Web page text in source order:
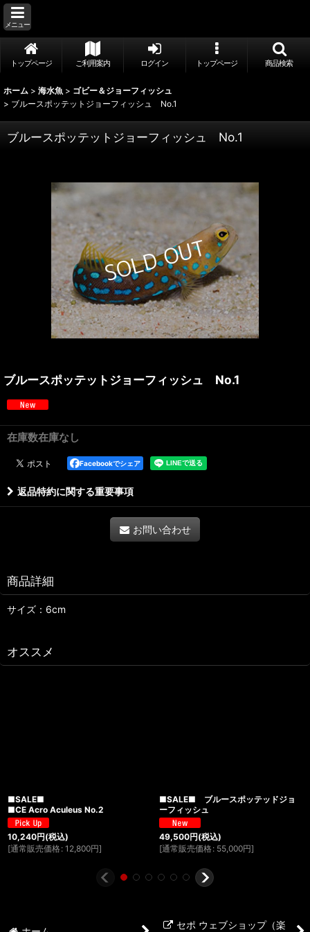
メニュー
トップページ ご利用案内 ログイン トップページ 商品検索
ホーム > 海水魚 > ゴビー＆ジョーフィッシュ
> ブルースポッテットジョーフィッシュ No.1
ブルースポッテットジョーフィッシュ No.1
ブルースポッテットジョーフィッシュ No.1
在庫数在庫なし
Facebookでシェア
返品特約に関する重要事項
お問い合わせ
商品詳細
サイズ：6cm
オススメ
■SALE■
■CE Acro Aculeus No.2
10,240円(税込)
[通常販売価格 : 12,800円]
■SALE■ ブルースポッテッドジョ
ーフィッシュ
49,500円(税込)
[通常販売価格 : 55,000円]
セポ ウェブショップ（楽